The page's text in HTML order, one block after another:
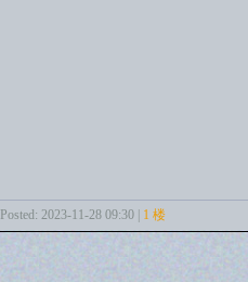
Posted: 2023-11-28 09:30 | 1 楼